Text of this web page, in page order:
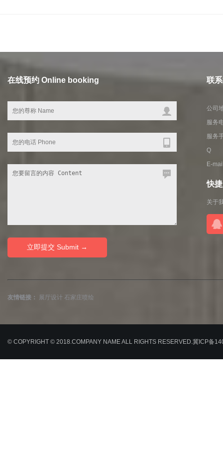
在线预约 Online booking 联
公司
服务
服务
Q Q
E-
快
关于
友情链接： 展厅设计 石家庄喷绘
© COPYRIGHT © 2018.COMPANY NAME ALL RIGHTS RESERVED.冀ICP备